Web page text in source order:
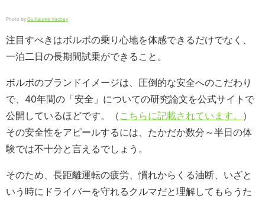
Photo by Guillaume Vachey
注目すべきはボルボの乗り心地を体感できるだけでなく、
一泊二日の長期間試乗ができること。
ボルボのブランドイメージは、圧倒的な安全へのこだわり
で、40年間の「安全」についての研究論文を公式サイトで
公開しているほどです。（ こちらに記載されています。 ）
その安全性をアピールするには、たかだか数分～半日の体
験では不十分と言えるでしょう。
そのため、長距離運転の疲労、慣れからくる油断、いざと
いう時にドライバーを守れるクルマだと理解してもらうた